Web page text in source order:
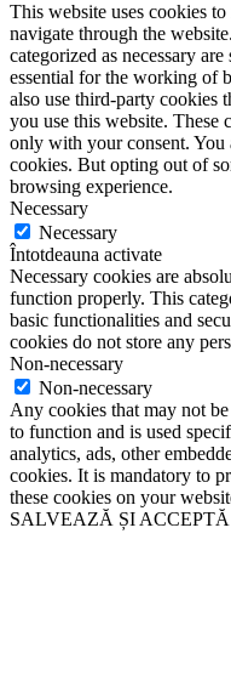
This website uses cookies
navigate through the
categorized as necessary
essential for the working of
also use third-party cookies
you use this website.
only with your consent. You
cookies. But opting out of
browsing experience.
Necessary
Necessary
Întotdeauna activate
Necessary cookies are
function properly. This
basic functionalities and
cookies do not store any
Non-necessary
Non-necessary
Any cookies that may not
to function and is used
analytics, ads, other
cookies. It is mandatory to
these cookies on your
SALVEAZĂ ȘI ACCEPTĂ